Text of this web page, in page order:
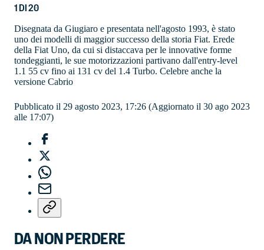
1DI20
Disegnata da Giugiaro e presentata nell'agosto 1993, è stato
uno dei modelli di maggior successo della storia Fiat. Erede
della Fiat Uno, da cui si distaccava per le innovative forme
tondeggianti, le sue motorizzazioni partivano dall'entry-level
1.1 55 cv fino ai 131 cv del 1.4 Turbo. Celebre anche la
versione Cabrio
Pubblicato il 29 agosto 2023, 17:26 (Aggiornato il 30 ago 2023
alle 17:07)
DA NON PERDERE